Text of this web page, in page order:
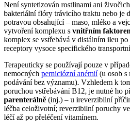
Není syntetizován rostlinami ani
bakteriální flóry trávicího traktu nebo je
potravou obsahující – maso, mléko a
vytvoření komplexu s vnitřním
komplex se vstřebává v distálním ileu po
receptory vysoce specifického
Terapeuticky se používají pouze v
nemocných perniciózní anémií(u osob s
podávání bez významu). Vzhledem k
poruchou vstřebávání B12, je nutné ho
parenterálně (inj.) – u ireverzibilní
léčba celoživotní; reverzibilní poruchy
léčí až po přeléčení vitamínem.